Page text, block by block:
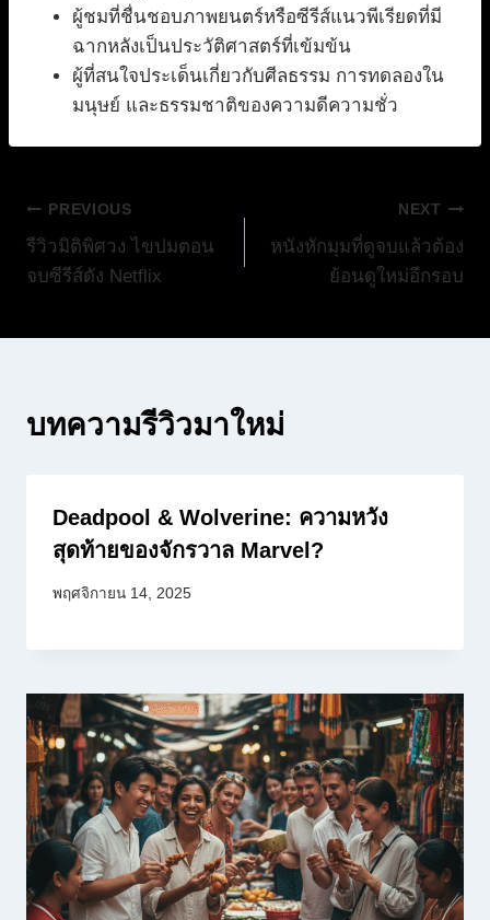
ผู้ชมที่ชื่นชอบภาพยนตร์หรือซีรีส์แนวพีเรียดที่มี
ฉากหลังเป็นประวัติศาสตร์ที่เข้มข้น
ผู้ที่สนใจประเด็นเกี่ยวกับศีลธรรม การทดลองใน
มนุษย์ และธรรมชาติของความดีความชั่ว
แนะแนว
เรื่อง
PREVIOUS
รีวิวมิติพิศวง ไขปมตอน
จบซีรีส์ดัง Netflix
NEXT
หนังหักมุมที่ดูจบแล้วต้อง
ย้อนดูใหม่อีกรอบ
บทความรีวิวมาใหม่
Deadpool & Wolverine: ความหวัง
สุดท้ายของจักรวาล Marvel?
พฤศจิกายน 14, 2025